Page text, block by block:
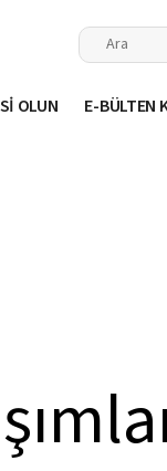
OLUN E-BÜLTEN